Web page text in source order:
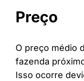
Preço
O preço médio
fazenda
Isso ocorre